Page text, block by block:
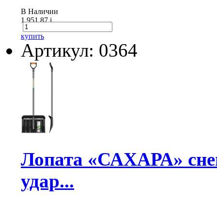
В Наличии
1 951.87i
купить
Артикул: 0364
Лопата «САХАРА»
удар...